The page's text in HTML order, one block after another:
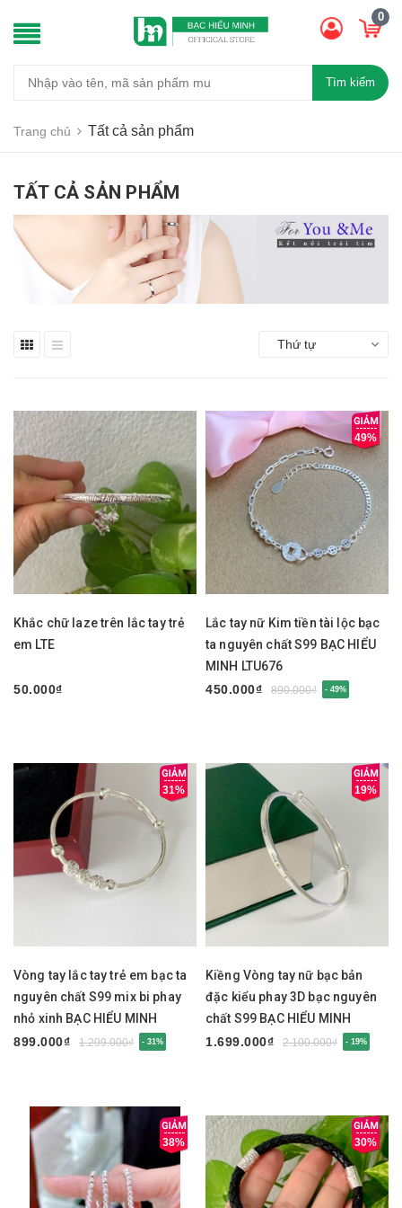
0
Tìm kiếm
Trang chủ Tất cả sản phẩm
TẤT CẢ SẢN PHẨM
Thứ tự
Khắc chữ laze trên lắc tay trẻ
em LTE
50.000₫
49%
Lắc tay nữ Kim tiền tài lộc bạc
ta nguyên chất S99 BẠC HIỂU
MINH LTU676
450.000₫
890.000₫ - 49%
31%
Vòng tay lắc tay trẻ em bạc ta
nguyên chất S99 mix bi phay
nhỏ xinh BẠC HIỂU MINH
LTE585
899.000₫ 1.299.000₫ - 31%
19%
Kiềng Vòng tay nữ bạc bản
đặc kiểu phay 3D bạc nguyên
chất S99 BẠC HIỂU MINH
LTU675
1.699.000₫ 2.100.000₫ - 19%
38% 30%